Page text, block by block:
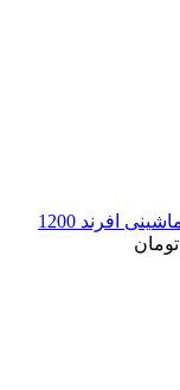
فرش ماشینی افرند 1200
تومان